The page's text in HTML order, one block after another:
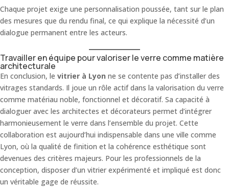
Chaque projet exige une personnalisation poussée, tant sur le plan
des mesures que du rendu final, ce qui explique la nécessité d’un
dialogue permanent entre les acteurs.
Travailler en équipe pour valoriser le verre comme matière
architecturale
En conclusion, le vitrier à Lyon ne se contente pas d’installer des
vitrages standards. Il joue un rôle actif dans la valorisation du verre
comme matériau noble, fonctionnel et décoratif. Sa capacité à
dialoguer avec les architectes et décorateurs permet d’intégrer
harmonieusement le verre dans l’ensemble du projet. Cette
collaboration est aujourd’hui indispensable dans une ville comme
Lyon, où la qualité de finition et la cohérence esthétique sont
devenues des critères majeurs. Pour les professionnels de la
conception, disposer d’un vitrier expérimenté et impliqué est donc
un véritable gage de réussite.